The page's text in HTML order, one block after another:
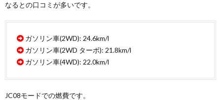
全性能
2.2.
衝突安
全性能
3.
ステ
居住
なるとの口コミが多いです。
ガソリン車(2WD): 24.6km/l
ガソリン車(2WD ターボ): 21.8km/l
ガソリン車(4WD): 22.0km/l
JC08モードでの燃費です。